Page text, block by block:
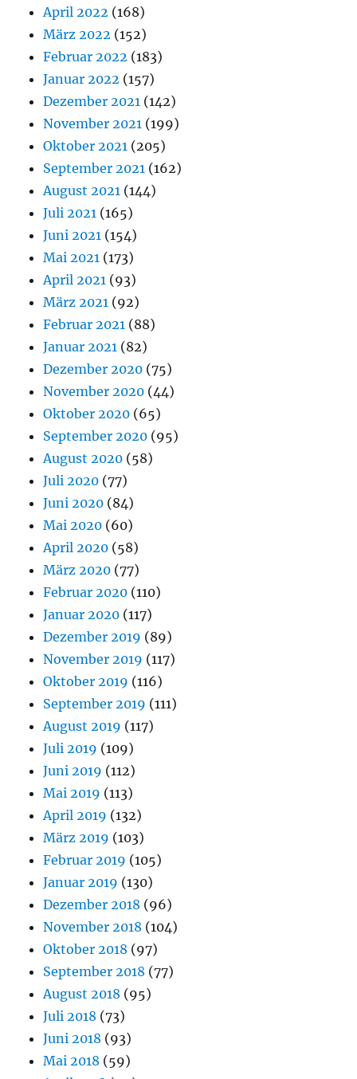
April 2022 (168)
März 2022 (152)
Februar 2022 (183)
Januar 2022 (157)
Dezember 2021 (142)
November 2021 (199)
Oktober 2021 (205)
September 2021 (162)
August 2021 (144)
Juli 2021 (165)
Juni 2021 (154)
Mai 2021 (173)
April 2021 (93)
März 2021 (92)
Februar 2021 (88)
Januar 2021 (82)
Dezember 2020 (75)
November 2020 (44)
Oktober 2020 (65)
September 2020 (95)
August 2020 (58)
Juli 2020 (77)
Juni 2020 (84)
Mai 2020 (60)
April 2020 (58)
März 2020 (77)
Februar 2020 (110)
Januar 2020 (117)
Dezember 2019 (89)
November 2019 (117)
Oktober 2019 (116)
September 2019 (111)
August 2019 (117)
Juli 2019 (109)
Juni 2019 (112)
Mai 2019 (113)
April 2019 (132)
März 2019 (103)
Februar 2019 (105)
Januar 2019 (130)
Dezember 2018 (96)
November 2018 (104)
Oktober 2018 (97)
September 2018 (77)
August 2018 (95)
Juli 2018 (73)
Juni 2018 (93)
Mai 2018 (59)